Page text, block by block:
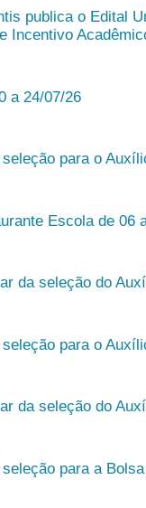
publica o Edital
Incentivo
a 24/07/26
para o
Escola de 06
da seleção do
para o
da seleção do
para a